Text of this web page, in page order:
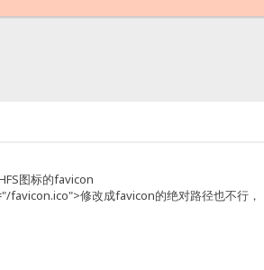
图标的favicon
修改成favicon的绝对路径也不行，